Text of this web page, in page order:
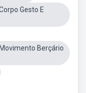
Gesto E
Berçário